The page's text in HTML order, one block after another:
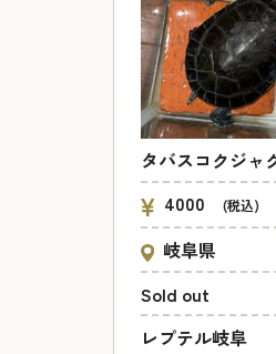
タバスコクジャ
4000
(税込)
岐阜県
Sold out
レプテル岐阜